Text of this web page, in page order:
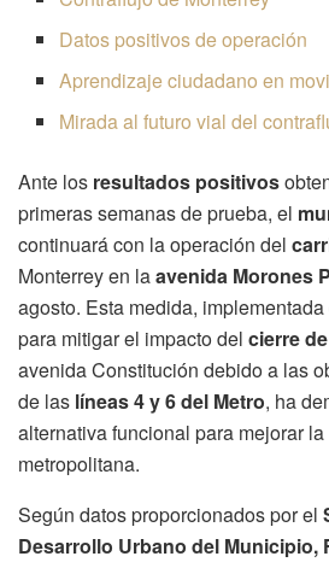
Datos positivos de operación
Aprendizaje ciudadano en
Mirada al futuro vial del
Ante los resultados positivos
primeras semanas de prueba, el
continuará con la operación del
Monterrey en laavenida Morones
agosto. Esta medida,
para mitigar el impacto del cierre
avenida Constitución debido a las
de las líneas 4 y 6 del Metro, ha
alternativa funcional para mejorar
metropolitana.
Según datos proporcionados por el
Desarrollo Urbano del Municipio,